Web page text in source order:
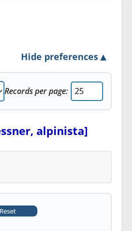
Hide preferences▲
Records per page:
alpinista]
Reset